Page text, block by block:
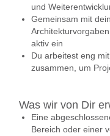
und
Gemeinsam mit
aktiv ein
Du arbeitest eng
zusammen, um
Was wir von Dir
Eine
Bereich oder einer